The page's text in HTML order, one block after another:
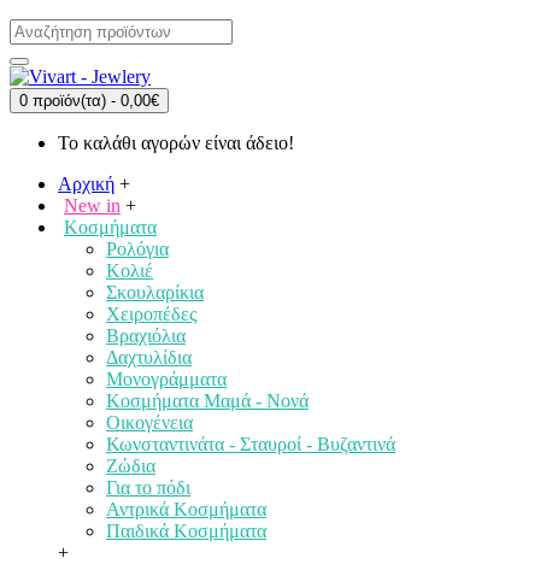
0 προϊόν(τα) - 0,00€
Το καλάθι αγορών είναι άδειο!
Αρχική +
New in +
Κοσμήματα
Ρολόγια
Κολιέ
Σκουλαρίκια
Χειροπέδες
Βραχιόλια
Δαχτυλίδια
Μονογράμματα
Κοσμήματα Μαμά - Νονά
Οικογένεια
Κωνσταντινάτα - Σταυροί - Βυζαντινά
Ζώδια
Για το πόδι
Αντρικά Κοσμήματα
Παιδικά Κοσμήματα
+